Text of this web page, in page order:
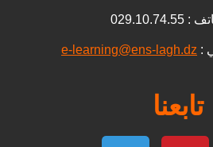
029.10.74.55
:
e-learning@ens-lagh.dz
تابعنا